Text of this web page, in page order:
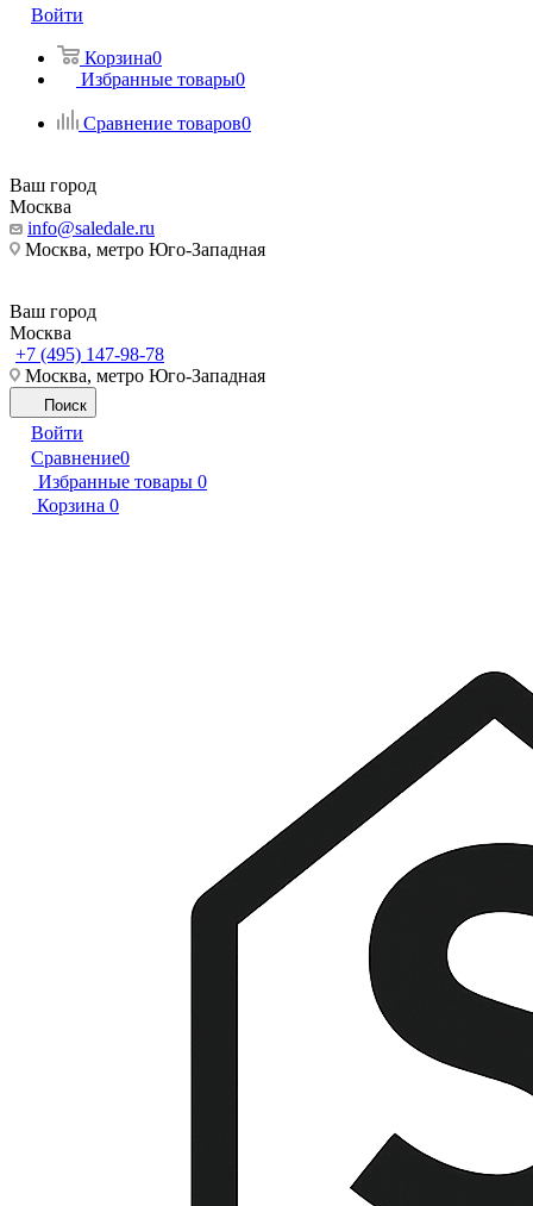
Войти
Корзина0
Избранные товары0
Сравнение товаров0
Ваш город
Москва
info@saledale.ru
Москва, метро Юго-Западная
Ваш город
Москва
+7 (495) 147-98-78
Москва, метро Юго-Западная
Поиск
Войти
Сравнение0
Избранные товары 0
Корзина 0